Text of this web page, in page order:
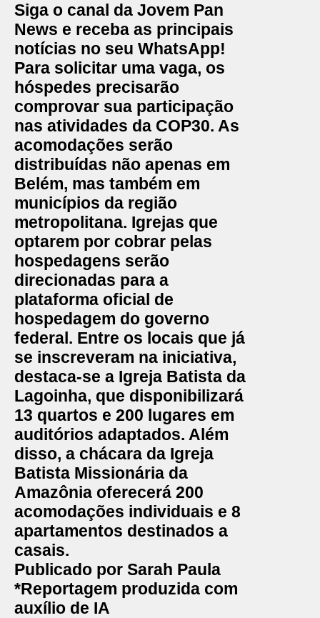
Siga o canal da Jovem Pan
News e receba as principais
notícias no seu WhatsApp!
Para solicitar uma vaga, os
hóspedes precisarão
comprovar sua participação
nas atividades da COP30. As
acomodações serão
distribuídas não apenas em
Belém, mas também em
municípios da região
metropolitana. Igrejas que
optarem por cobrar pelas
hospedagens serão
direcionadas para a
plataforma oficial de
hospedagem do governo
federal. Entre os locais que já
se inscreveram na iniciativa,
destaca-se a Igreja Batista da
Lagoinha, que disponibilizará
13 quartos e 200 lugares em
auditórios adaptados. Além
disso, a chácara da Igreja
Batista Missionária da
Amazônia oferecerá 200
acomodações individuais e 8
apartamentos destinados a
casais.
Publicado por Sarah Paula
*Reportagem produzida com
auxílio de IA